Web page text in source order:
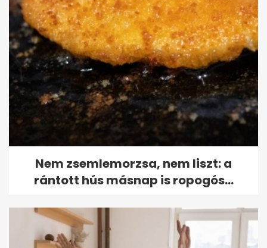
Nem zsemlemorzsa, nem liszt: a
rántott hús másnap is ropogós...